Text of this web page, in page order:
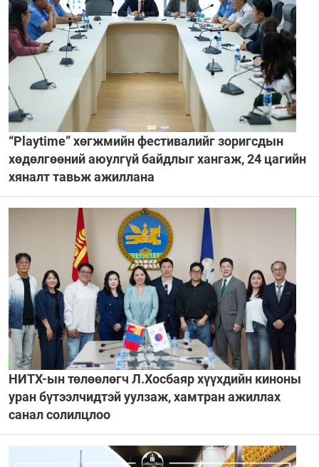
“Playtime” хөгжмийн фестивалийг зоригсдын
хөдөлгөөний аюулгүй байдлыг хангаж, 24 цагийн
хяналт тавьж ажиллана
НИТХ-ын төлөөлөгч Л.Хосбаяр хүүхдийн киноны
уран бүтээлчидтэй уулзаж, хамтран ажиллах
санал солилцлоо